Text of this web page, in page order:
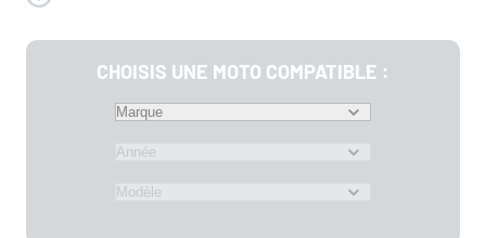
CHOISIS UNE MOTO COMPATIBLE :